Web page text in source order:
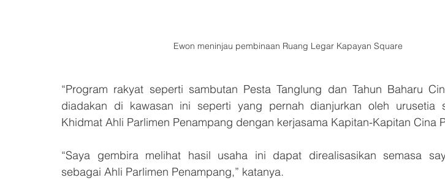
Ewon meninjau pembinaan Ruang Legar Kapayan Square
“Program rakyat seperti sambutan Pesta Tanglung dan Tahun Baharu
diadakan di kawasan ini seperti yang pernah dianjurkan oleh urusetia
Khidmat Ahli Parlimen Penampang dengan kerjasama Kapitan-Kapitan Cina
“Saya gembira melihat hasil usaha ini dapat direalisasikan semasa
sebagai Ahli Parlimen Penampang,” katanya.